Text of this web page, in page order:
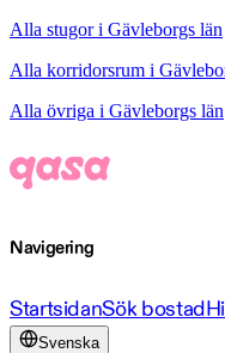
Alla stugor i Gävleborgs län
Alla korridorsrum i
Alla övriga i Gävleborgs län
Navigering
StartsidanSök bostad
Svenska